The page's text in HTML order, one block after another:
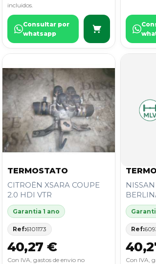
incluidos.
Consultar por
whatsapp
TERMOSTATO
CITROËN XSARA COUPE
2.0 HDI VTR
Garantia 1 ano
Ref:6101173
40,27 €
Con IVA, gastos de envio no
Ref:
Con IVA,